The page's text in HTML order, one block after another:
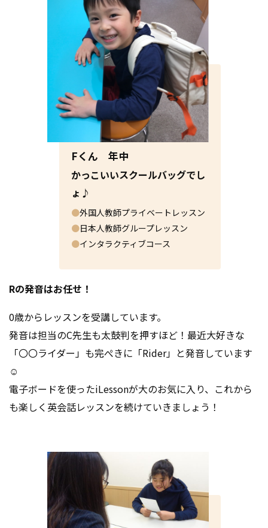
Fくん 年中
かっこいいスクールバッグでし
ょ♪
●外国人教師プライベートレッスン
●日本人教師グループレッスン
●インタラクティブコース
Rの発音はお任せ！
0歳からレッスンを受講しています。
発音は担当のC先生も太鼓判を押すほど！最近大好きな
「〇〇ライダー」も完ぺきに「Rider」と発音しています
☺
電子ボードを使ったiLessonが大のお気に入り、これから
も楽しく英会話レッスンを続けていきましょう！